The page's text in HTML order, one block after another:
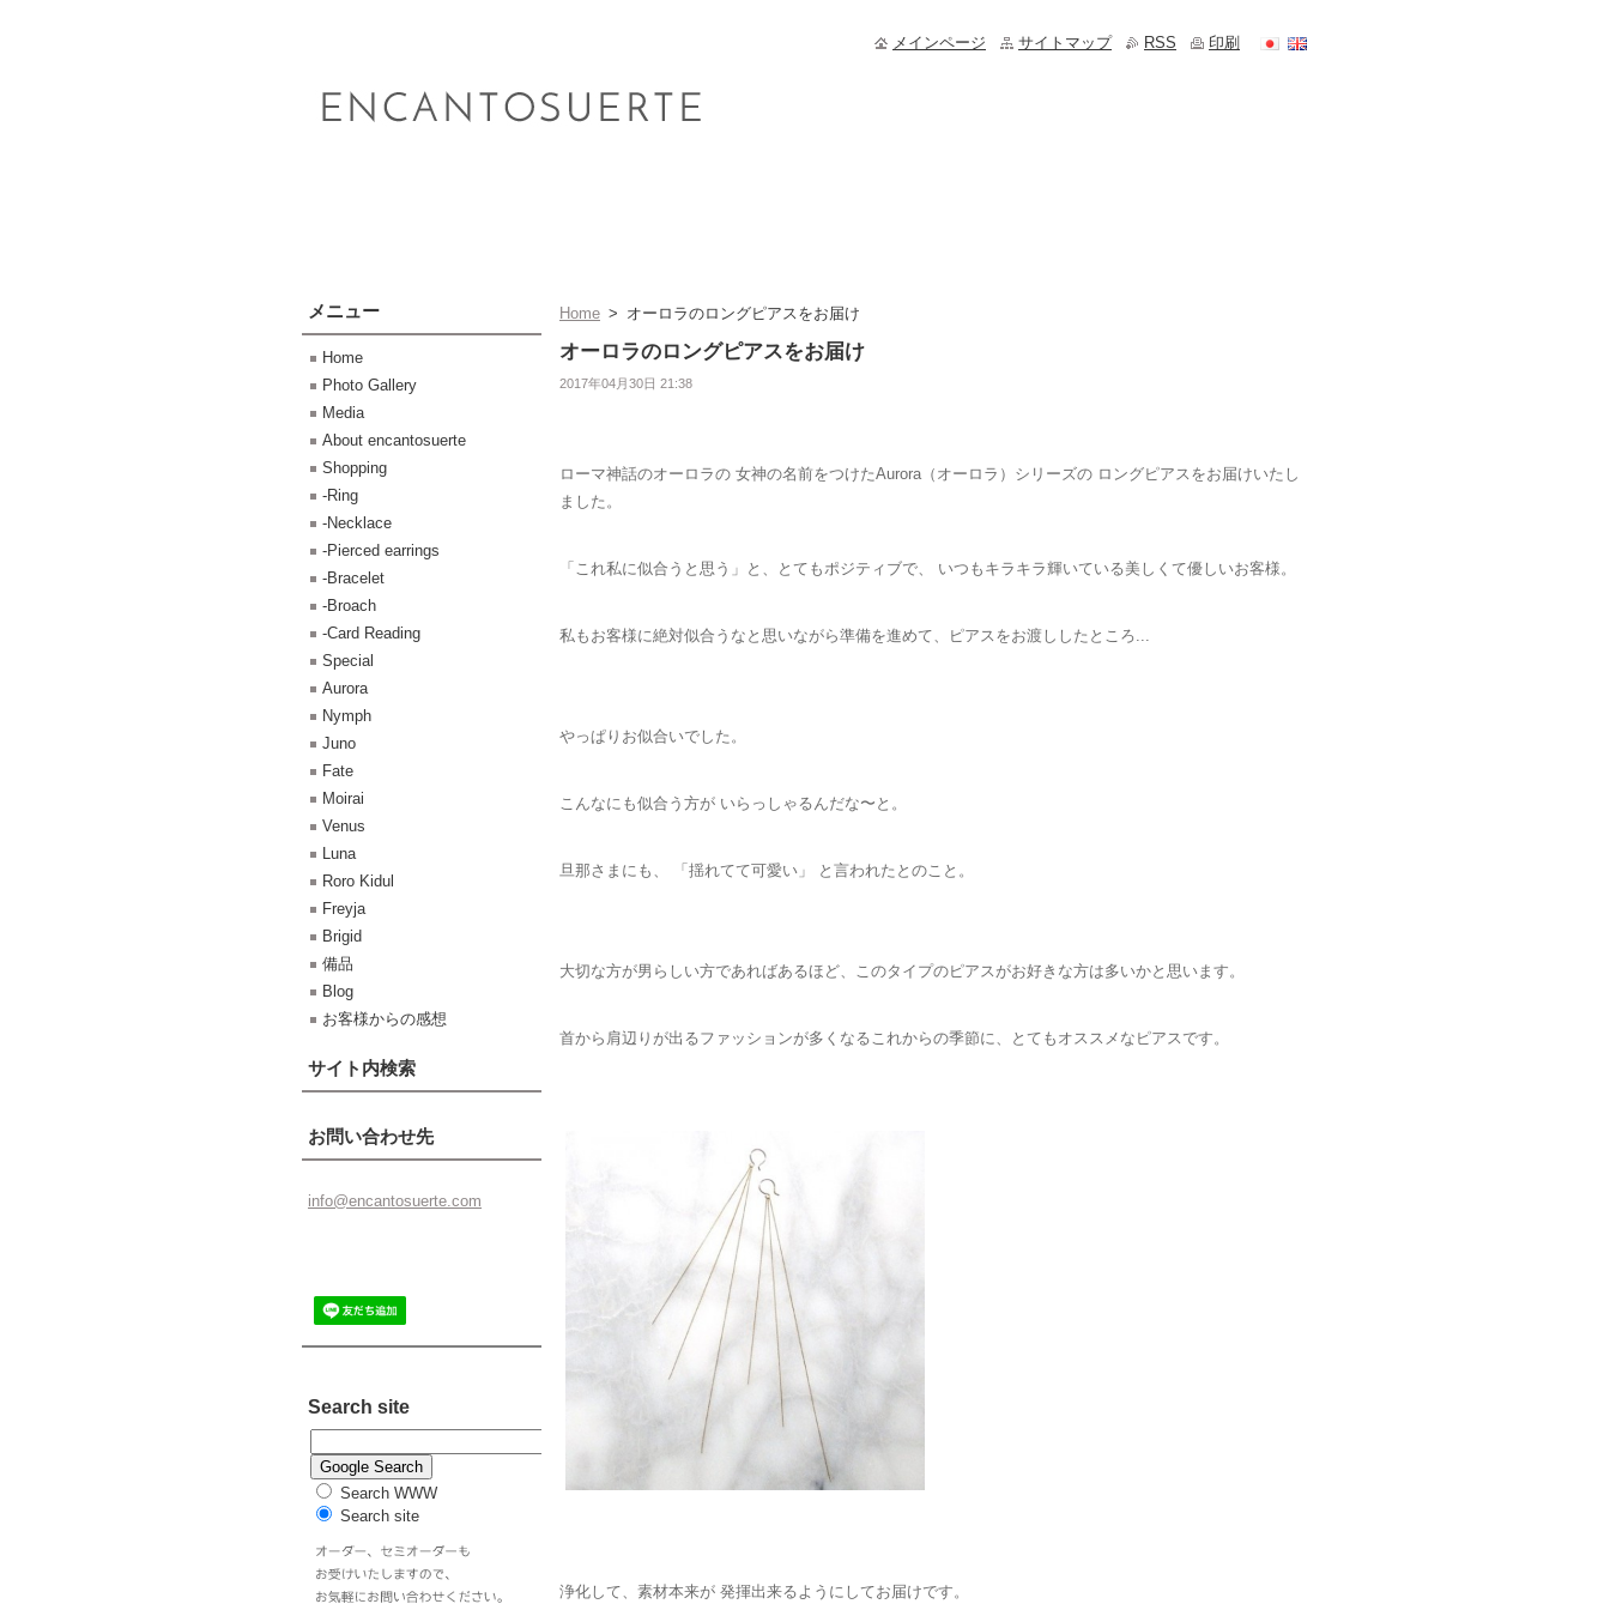
Home > オーロラのロングピアスをお届け
オーロラのロングピアスをお届け
2017年04月30日 21:38
ローマ神話のオーロラの 女神の名前をつけたAurora（オーロラ）シリーズの ロングピアスをお届けいたし
ました。
「これ私に似合うと思う」と、とてもポジティブで、 いつもキラキラ輝いている美しくて優しいお客様。
私もお客様に絶対似合うなと思いながら準備を進めて、ピアスをお渡ししたところ...
やっぱりお似合いでした。
こんなにも似合う方が いらっしゃるんだな〜と。
旦那さまにも、 「揺れてて可愛い」 と言われたとのこと。
大切な方が男らしい方であればあるほど、このタイプのピアスがお好きな方は多いかと思います。
首から肩辺りが出るファッションが多くなるこれからの季節に、とてもオススメなピアスです。
浄化して、素材本来が 発揮出来るようにしてお届けです。
メニュー
Home
Photo Gallery
Media
About encantosuerte
Shopping
-Ring
-Necklace
-Pierced earrings
-Bracelet
-Broach
-Card Reading
Special
Aurora
Nymph
Juno
Fate
Moirai
Venus
Luna
Roro Kidul
Freyja
Brigid
備品
Blog
お客様からの感想
サイト内検索
お問い合わせ先
info@encantosuerte.com
Search site
Search WWW
Search site
メインページ サイトマップ RSS 印刷